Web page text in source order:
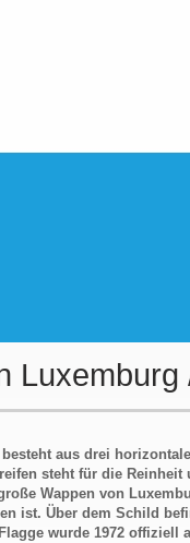
aus drei
steht für die
Wappen von
ist. Über dem Schild
wurde 1972